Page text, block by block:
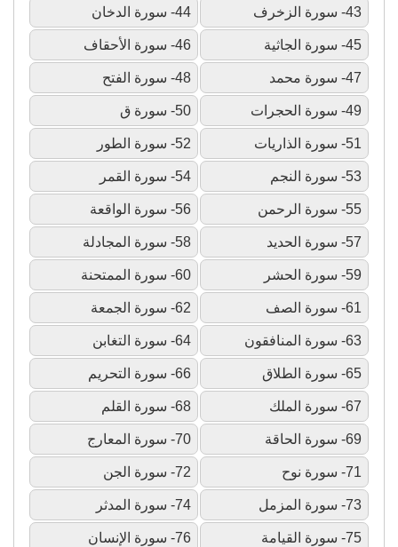
43- سورة الزخرف 44- سورة الدخان
45- سورة الجاثية 46- سورة الأحقاف
47- سورة محمد 48- سورة الفتح
49- سورة الحجرات 50- سورة ق
51- سورة الذاريات 52- سورة الطور
53- سورة النجم 54- سورة القمر
55- سورة الرحمن 56- سورة الواقعة
57- سورة الحديد 58- سورة المجادلة
59- سورة الحشر 60- سورة الممتحنة
61- سورة الصف 62- سورة الجمعة
63- سورة المنافقون 64- سورة التغابن
65- سورة الطلاق 66- سورة التحريم
67- سورة الملك 68- سورة القلم
69- سورة الحاقة 70- سورة المعارج
71- سورة نوح 72- سورة الجن
73- سورة المزمل 74- سورة المدثر
75- سورة القيامة 76- سورة الإنسان